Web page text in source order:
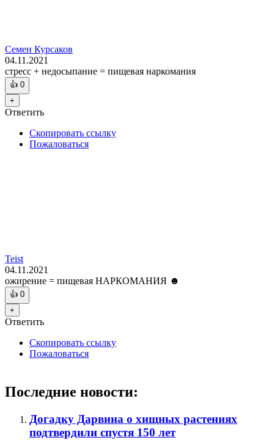
Семен Курсаков
04.11.2021
стресс + недосыпание = пищевая наркомания
👍 0
+
Ответить
Скопировать ссылку
Пожаловаться
Teist
04.11.2021
ожирение = пищевая НАРКОМАНИЯ ☻
👍 0
+
Ответить
Скопировать ссылку
Пожаловаться
Последние новости:
Догадку Дарвина о хищных растениях
подтвердили спустя 150 лет